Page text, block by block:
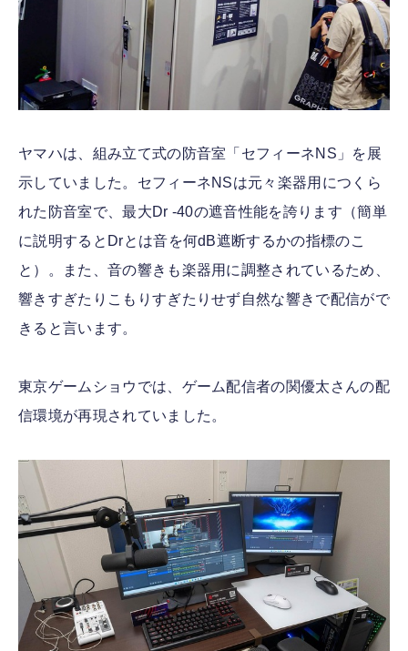
ヤマハは、組み立て式の防音室「セフィーネNS」を展
示していました。セフィーネNSは元々楽器用につくら
れた防音室で、最大Dr -40の遮音性能を誇ります（簡単
に説明するとDrとは音を何dB遮断するかの指標のこ
と）。また、音の響きも楽器用に調整されているため、
響きすぎたりこもりすぎたりせず自然な響きで配信がで
きると言います。
東京ゲームショウでは、ゲーム配信者の関優太さんの配
信環境が再現されていました。